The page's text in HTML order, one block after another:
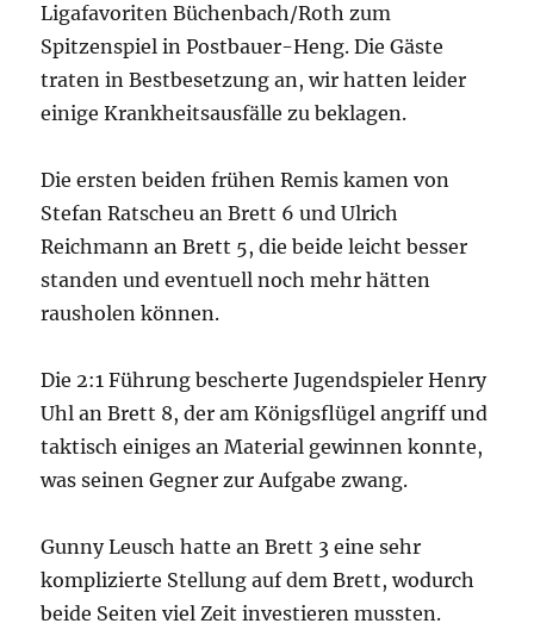
Ligafavoriten Büchenbach/Roth zum
Spitzenspiel in Postbauer-Heng. Die Gäste
traten in Bestbesetzung an, wir hatten leider
einige Krankheitsausfälle zu beklagen.
Die ersten beiden frühen Remis kamen von
Stefan Ratscheu an Brett 6 und Ulrich
Reichmann an Brett 5, die beide leicht besser
standen und eventuell noch mehr hätten
rausholen können.
Die 2:1 Führung bescherte Jugendspieler Henry
Uhl an Brett 8, der am Königsflügel angriff und
taktisch einiges an Material gewinnen konnte,
was seinen Gegner zur Aufgabe zwang.
Gunny Leusch hatte an Brett 3 eine sehr
komplizierte Stellung auf dem Brett, wodurch
beide Seiten viel Zeit investieren mussten.